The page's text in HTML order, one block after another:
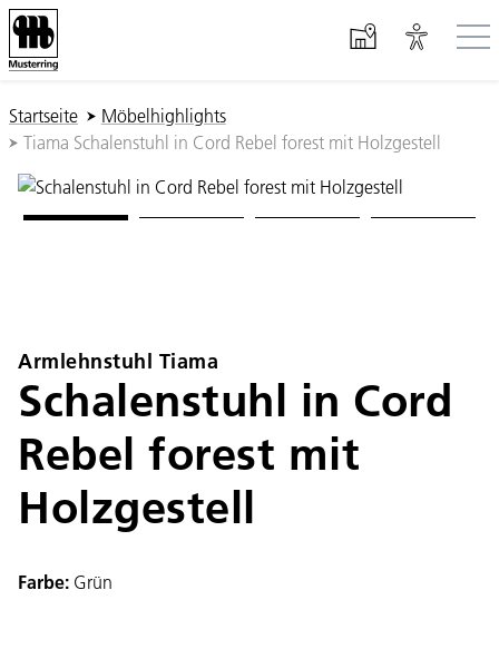
Sie sind hier:
Startseite
Möbelhighlights
Tiama Schalenstuhl in Cord Rebel forest mit Holzgestell
Armlehnstuhl Tiama
Schalenstuhl in Cord
Rebel forest mit
Holzgestell
Farbe: Grün